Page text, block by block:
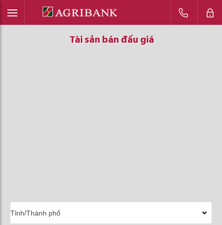
Tài sản bán đấu giá
Tài sản bán đấu giá
Tài sản bán đấu giá